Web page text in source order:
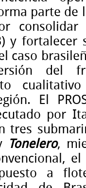
parte de
consolidar
y
caso
del
El
por
tres
Tonelero,
el
a